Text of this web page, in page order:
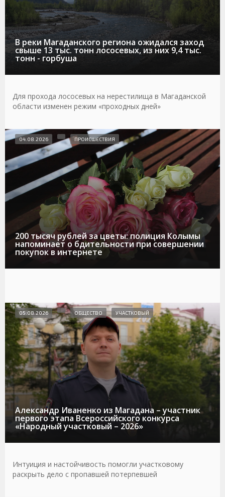
В реки Магаданского региона ожидался заход
свыше 13 тыс. тонн лососевых, из них 9,4 тыс.
тонн - горбуша
Для прохода лососевых на нерестилища в Магаданской
области изменен режим «проходных дней»
200 тысяч рублей за цветы: полиция Колымы
напоминает о бдительности при совершении
покупок в интернете
04.08.2026 ПРОИСШЕСТВИЯ
Александр Иваненко из Магадана – участник
первого этапа Всероссийского конкурса
«Народный участковый – 2026»
05.08.2026 ОБЩЕСТВО УЧАСТКОВЫЙ
Интуиция и настойчивость помогли участковому
раскрыть дело с пропавшей потерпевшей